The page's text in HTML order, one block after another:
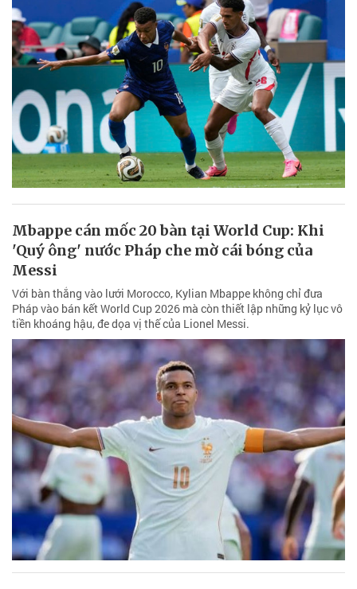
Mbappe cán mốc 20 bàn tại World Cup: Khi
'Quý ông' nước Pháp che mờ cái bóng của
Messi
Với bàn thắng vào lưới Morocco, Kylian Mbappe không chỉ đưa
Pháp vào bán kết World Cup 2026 mà còn thiết lập những kỷ lục vô
tiền khoáng hậu, đe dọa vị thế của Lionel Messi.